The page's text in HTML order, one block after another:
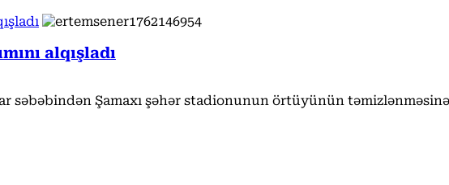
alqışladı
Şamaxı şəhər stadionunun örtüyünün təmizlənməsinə